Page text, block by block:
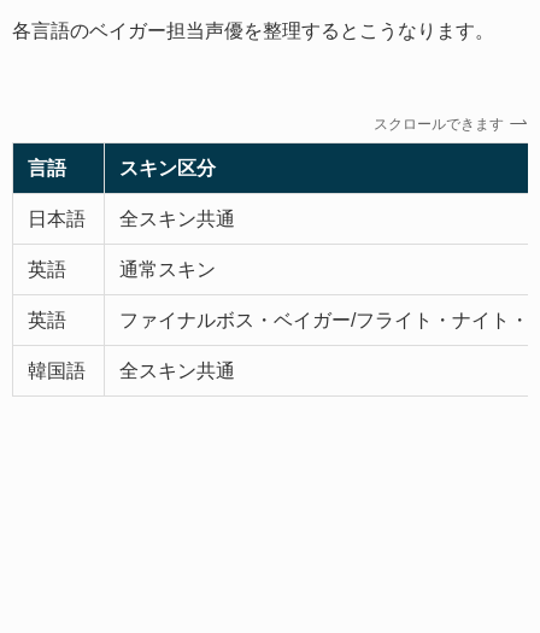
各言語のベイガー担当声優を整理するとこうなります。
スクロールできます
言語 スキン区分
日本語 全スキン共通
英語 通常スキン
英語 ファイナルボス・ベイガー/フライト・ナイト・
韓国語 全スキン共通